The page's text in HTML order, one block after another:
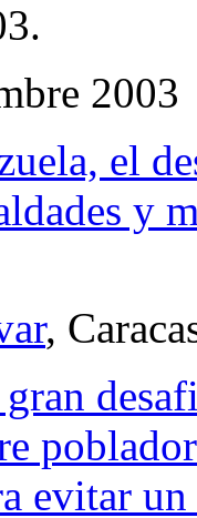
2003
el
y
,
evitar